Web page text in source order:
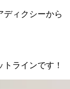
ディクシーから
ラインです！